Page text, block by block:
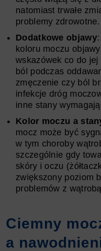
natomiast trwałe
problemy zdrowotne.
Dodatkowe objawy
koloru moczu
wskazówek co do
ból podczas
zmęczenie czy ból
infekcje dróg
inne stany
Kolor moczu a
mocz może być
w tym choroby
szczególnie gdy
skóry i oczu
zwiększony poziom
problemów z
Ciemny
a